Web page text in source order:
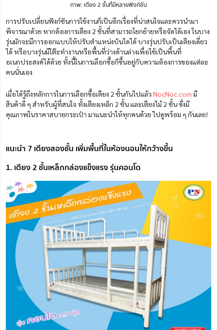
ภาพ: เตียง 2 ชั้นที่มีหลายฟังก์ชัน
การปรับเปลี่ยนฟังก์ชันการใช้งานก็เป็นอีกเรื่องที่น่าสนใจและควรนำมา
พิจารณาด้วย หากต้องการเตียง 2 ชั้นที่สามารถโยกย้ายหรือจัดได้เอง ในบาง
รุ่นมักจะมีการออกแบบให้ปรับตำแหน่งบันไดได้ บางรุ่นปรับเป็นเตียงเดี่ยว
ได้ หรือบางรุ่นมีโต๊ะทำงานหรือพื้นที่ว่างด้านล่างเพื่อใช้เป็นพี้นที่
อเนกประสงค์ได้ด้วย ทั้งนี้ในการเลือกซื้อก็ขึ้นอยู่กับความต้องการของแต่ละ
คนนั่นเอง
เมื่อได้รู้ถึงหลักการในการเลือกซื้อเตียง 2 ชั้นกันไปแล้ว NocNoc.com มี
สินค้าดี ๆ สำหรับผู้ที่สนใจ ทั้งเตียงเหล็ก 2 ชั้น และเตียงไม้ 2 ชั้น ซึ่งมี
คุณภาพในราคาสบายกระเป๋า มาแนะนำให้ทุกคนด้วย ไปดูพร้อม ๆ กันเลย!
แนะนำ 7 เตียงสองชั้น เพิ่มพื้นที่ในห้องนอนให้กว้างขึ้น
1. เตียง 2 ชั้นเหล็กกล่องแข็งแรง รุ่นคอนโด